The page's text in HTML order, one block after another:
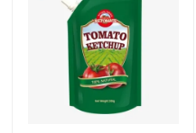
인용 을 요청 하십시오
붉은 토마토 페이스트